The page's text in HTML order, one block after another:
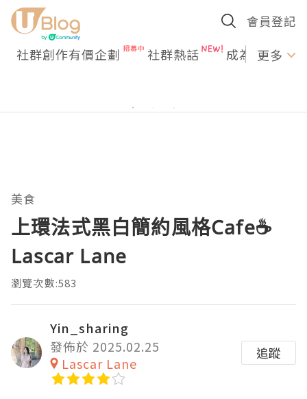
會員登記
社群創作有價企劃 社群熱話 成為U更多
美食
上環法式黑白簡約風格Cafe☕️
Lascar Lane
瀏覽次數:583
Yin_sharing
發佈於 2025.02.25
Lascar Lane
追蹤